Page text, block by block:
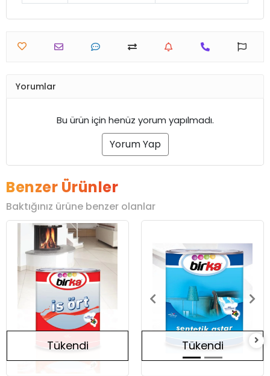
Yorumlar
Bu ürün için henüz yorum yapılmadı.
Yorum Yap
Benzer Ürünler
Baktığınız ürüne benzer olanlar
Tükendi Tükendi